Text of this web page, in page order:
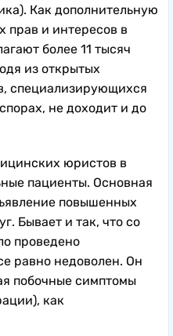
Как дополнительную
прав и интересов в
более 11 тысяч
из открытых
специализирующихся
не доходит и до
юристов в
пациенты. Основная
повышенных
Бывает и так, что со
проведено
равно недоволен. Он
побочные симптомы
как